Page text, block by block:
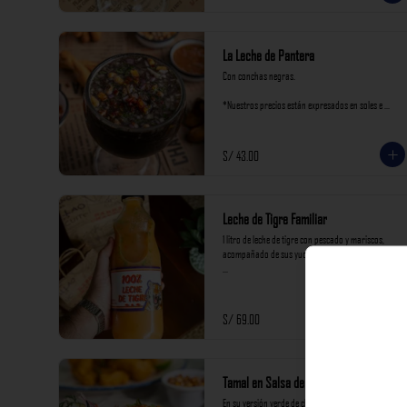
La Leche de Pantera
Con conchas negras.
*Nuestros precios están expresados en soles e
S/ 43.00
Leche de Tigre Familiar
1 litro de leche de tigre con pescado y mariscos,
acompañado de sus yuquitas de carretilla
S/ 69.00
Tamal en Salsa de Langostinos
En su versión verde de choclo tierno.